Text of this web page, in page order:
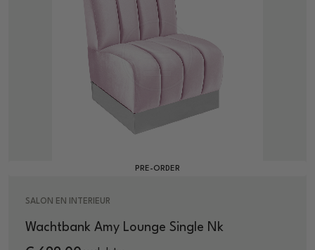
PRE-ORDER
SALON EN INTERIEUR
Wachtbank Amy Lounge Single Nk